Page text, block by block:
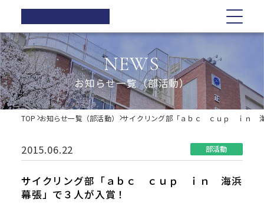
正則高等
学校
学校紹介
正則高等学校の3つの柱
校長ご挨拶
歴史・伝統
制服紹介
教育の特色
正則教育の全体図
学習指導
教科紹介
教育内容
生活指導
PTA
学校生活
年間行事
体育祭
学院祭
学習旅行
入試情報
オープンスクール・学校説明会
募集要項
Web出願について
入試Q&A
在校生の方へ
卒業生の方へ
各種証明書の発行
同窓会
学校紹介
正則高等学校の3つの柱
校長ご挨拶
施設紹介
教育の特色
正則教育の全体図
教育内容
学校生活
学院祭
募集要項
在校生の方へ
NEWS
お知らせ一覧（部活動）
TOP お知らせ一覧（部活動） サイクリング部「ａｂｃ ｃｕｐ ｉｎ 海
2015.06.22 部活動
サイクリング部「ａｂｃ ｃｕｐ ｉｎ 海浜
幕張」で３人が入賞！